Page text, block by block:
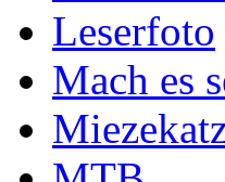
Leserfoto
Mach es